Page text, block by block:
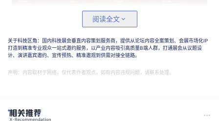
● 新车特点
阅读全文
关于科技区角：国内科技展会垂直内容策划服务商，提供从论坛内容全案策划、会展市场化IP
打造到精准专业观众一站式邀约服务，以产业内容吸引高质量B端人群，打通展会从议题设
计、演讲嘉宾邀约、宣传预热、精准邀观到供需对接全链路。
声明：内容取材于网络，仅代表作者观点，如有内容违规问题，请联系处理。